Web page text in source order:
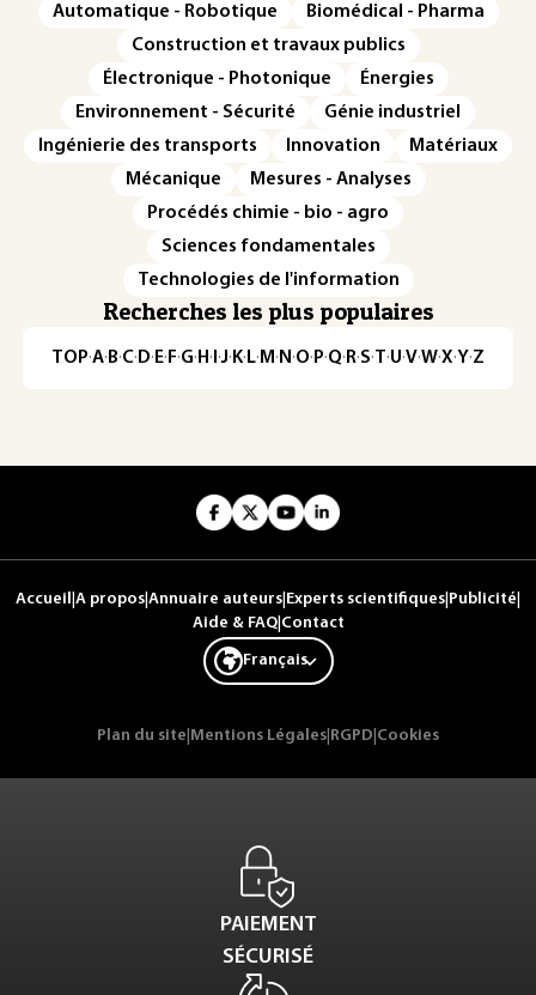
Automatique - Robotique
Biomédical - Pharma
Construction et travaux publics
Électronique - Photonique
Énergies
Environnement - Sécurité
Génie industriel
Ingénierie des transports
Innovation
Matériaux
Mécanique
Mesures - Analyses
Procédés chimie - bio - agro
Sciences fondamentales
Technologies de l'information
Recherches les plus populaires
TOP·A·B·C· D· E· F·G· H · ·J· K· L· M · N ·O· P·Q· R·S·T·U·V·W·X·Y·Z
Accueil A propos Annuaire auteurs Experts scientifiques Publicité
Aide & FAQ| Contact
Français
Plan du site Mentions Légales RGPD Cookies
PAIEMENT
SÉCURISÉ